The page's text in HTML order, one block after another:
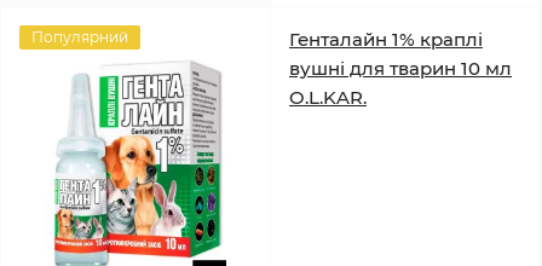
Популярний
Генталайн 1% краплі
вушні для тварин 10 мл
O.L.KAR.